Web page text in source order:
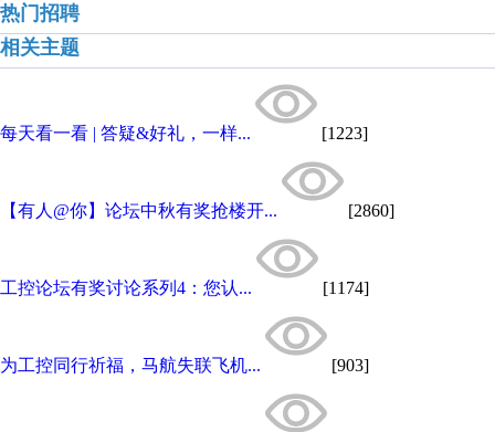
热门招聘
相关主题
每天看一看 | 答疑&好礼，一样... [1223]
【有人@你】论坛中秋有奖抢楼开... [2860]
工控论坛有奖讨论系列4：您认... [1174]
为工控同行祈福，马航失联飞机... [903]